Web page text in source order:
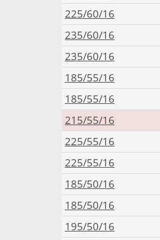
225/60/16
235/60/16
235/60/16
185/55/16
185/55/16
215/55/16
225/55/16
225/55/16
185/50/16
185/50/16
195/50/16